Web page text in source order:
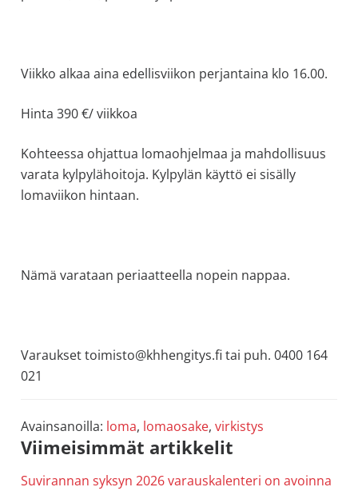
Viikko alkaa aina edellisviikon perjantaina klo 16.00.
Hinta 390 €/ viikkoa
Kohteessa ohjattua lomaohjelmaa ja mahdollisuus
varata kylpylähoitoja. Kylpylän käyttö ei sisälly
lomaviikon hintaan.
Nämä varataan periaatteella nopein nappaa.
Varaukset toimisto@khhengitys.fi tai puh. 0400 164
021
Avainsanoilla: loma, lomaosake, virkistys
Ensisijainen
sivupalkki
Viimeisimmät artikkelit
Suvirannan syksyn 2026 varauskalenteri on avoinna